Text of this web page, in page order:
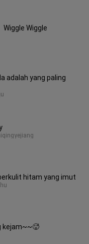
Wiggle Wiggle
adalah yang paling
hitam yang imut
kejam~~🥵